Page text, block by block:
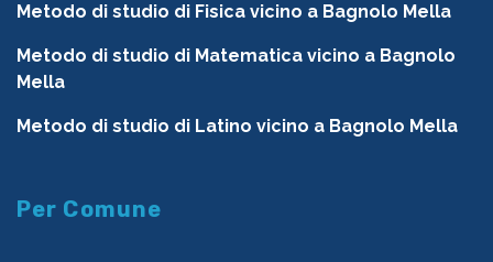
Metodo di studio di Fisica vicino a Bagnolo Mella
Metodo di studio di Matematica vicino a Bagnolo
Mella
Metodo di studio di Latino vicino a Bagnolo Mella
Per Comune